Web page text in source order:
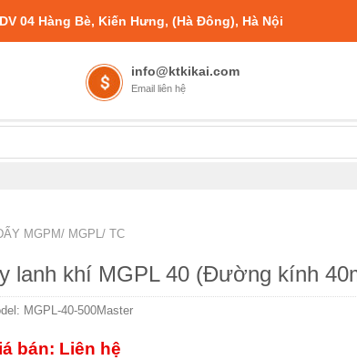
04 Hàng Bè, Kiến Hưng, (Hà Đông), Hà Nội
info@ktkikai.com
Email liên hệ
MGPM/ MGPL/ TC
lanh khí MGPL 40 (Đường kính
MGPL-40-500Master
bán: Liên hệ